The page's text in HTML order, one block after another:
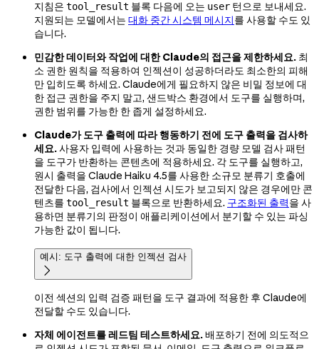
지침은 tool_result 블록 다음에 오는 user 턴으로 보내세요.
지원되는 모델에서는 대화 중간 시스템 메시지를 사용할 수도 있
습니다.
민감한 데이터와 작업에 대한 Claude의 접근을 제한하세요. 최
소 권한 원칙을 적용하여 인젝션이 성공하더라도 최소한의 피해
만 입히도록 하세요. Claude에게 필요하지 않은 비밀 정보에 대
한 접근 권한을 주지 말고, 샌드박스 환경에서 도구를 실행하며,
권한 범위를 가능한 한 좁게 설정하세요.
Claude가 도구 출력에 따라 행동하기 전에 도구 출력을 검사하
세요.사용자 입력에 사용하는 것과 동일한 경량 모델 검사 패턴
을 도구가 반환하는 콘텐츠에 적용하세요. 각 도구를 실행하고,
원시 출력을 Claude Haiku 4.5를 사용한 소규모 분류기 호출에
전달한 다음, 검사에서 인젝션 시도가 보고되지 않은 경우에만 콘
텐츠를 tool_result 블록으로 반환하세요. 구조화된 출력을 사
용하면 분류기의 판정이 애플리케이션에서 분기할 수 있는 파싱
가능한 값이 됩니다.
예시: 도구 출력에 대한 인젝션 검사

이전 섹션의 입력 검증 패턴을 도구 결과에 적용한 후 Claude에
전달할 수도 있습니다.
자체 에이전트를 레드팀 테스트하세요.배포하기 전에 의도적으